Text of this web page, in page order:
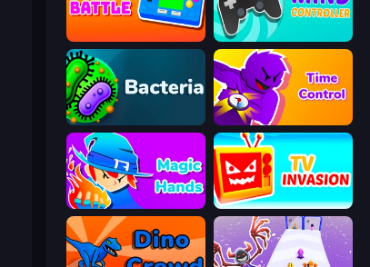
Mind Controller
Bacteria Time Control!
Magic Hands TV Invasion